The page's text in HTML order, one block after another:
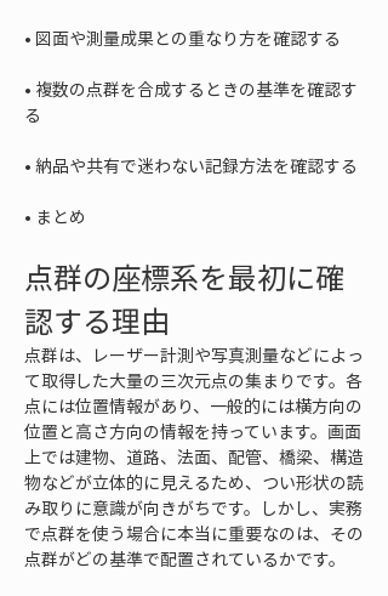
•
• 複数の点群を合成するときの基準を確認す
•
• まとめ
点群の座標系を最初に確
認する理由
点群は、レーザー計測や写真測量などによっ
て取得した大量の三次元点の集まりです。各
点には位置情報があり、一般的には横方向の
位置と高さ方向の情報を持っています。画面
上では建物、道路、法面、配管、橋梁、構造
物などが立体的に見えるため、つい形状の読
み取りに意識が向きがちです。しかし、実務
で点群を使う場合に本当に重要なのは、その
点群がどの基準で配置されているかです。